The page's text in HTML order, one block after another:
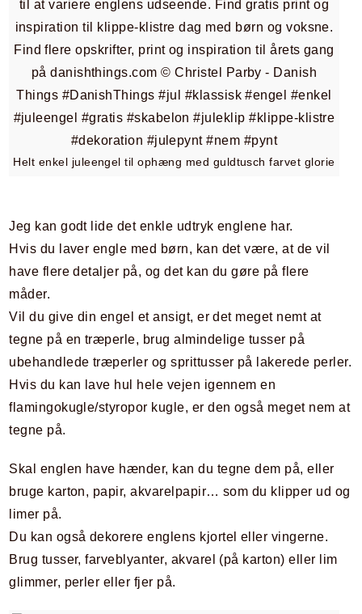
Helt enkel juleengel til ophæng med guldtusch farvet glorie
Jeg kan godt lide det enkle udtryk englene har.
Hvis du laver engle med børn, kan det være, at de vil
have flere detaljer på, og det kan du gøre på flere
måder.
Vil du give din engel et ansigt, er det meget nemt at
tegne på en træperle, brug almindelige tusser på
ubehandlede træperler og sprittusser på lakerede perler.
Hvis du kan lave hul hele vejen igennem en
flamingokugle/styropor kugle, er den også meget nem at
tegne på.
Skal englen have hænder, kan du tegne dem på, eller
bruge karton, papir, akvarelpapir… som du klipper ud og
limer på.
Du kan også dekorere englens kjortel eller vingerne.
Brug tusser, farveblyanter, akvarel (på karton) eller lim
glimmer, perler eller fjer på.